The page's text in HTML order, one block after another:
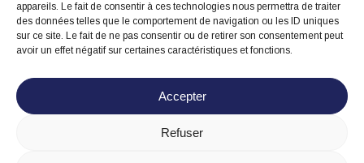
appareils. Le fait de consentir à ces technologies nous permettra de traiter
des données telles que le comportement de navigation ou les ID uniques
sur ce site. Le fait de ne pas consentir ou de retirer son consentement peut
avoir un effet négatif sur certaines caractéristiques et fonctions.
Accepter
Refuser
Suivez-nous